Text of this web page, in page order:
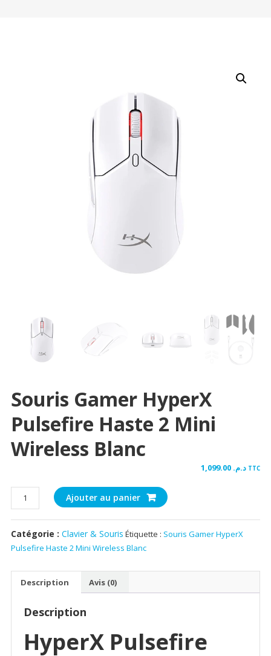
Souris Gamer HyperX
Pulsefire Haste 2 Mini
Wireless Blanc
د.م. TTC
quantité
de
Souris
Gamer
HyperX
Wireless
Blanc
Ajouter au panier
Catégorie : Clavier & Souris Étiquette : Souris Gamer HyperX
Pulsefire Haste 2 Mini Wireless Blanc
Description Avis (0)
Description
HyperX Pulsefire